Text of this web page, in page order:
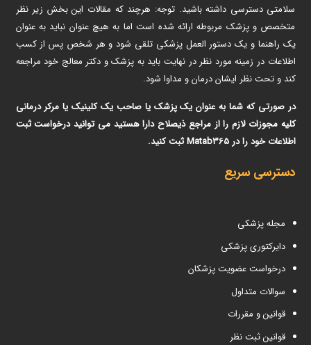
سلامتی دسترسی داشته باشید. توجه: هرچند که مقالات این بخش زیر نظر
متخصص و پزشک مربوطه ارائه شده است اما به هیچ عنوان نباید به عنوان
یک راهنما و یک دستور العمل پزشکی تلقی شود و هر شخص پس از کسب
اطلاعات در زمینه مورد نظر در نهایت باید به پزشک و دکتر معالج خود مراجعه
کند و تحت نظر ایشان درمان و مداوا شود.
در صورتی که شما به عنوان یک پزشک یا صاحب یک کلینیک یا مرکر درمانی
کلیه مجوزات لازم را از مراجع ذیصلاح دارا هستید می توانید درخواست ثبت
اطلاعات خود را در Matab365 ثبت کنید.
دسترسی سریع
مجله پزشکی
دایرکتوری پزشکی
درخواست عضویت پزشکان
سوالات متداول
قوانین و مقررات
قوانین ثبت نظر